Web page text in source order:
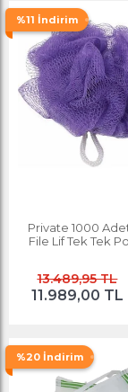
%11 İndirim
Private 1000
File Lif Tek Tek
13.489,95 TL
11.989,00 TL
%20 İndirim